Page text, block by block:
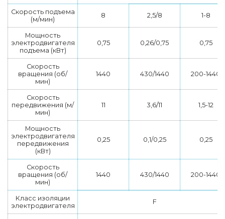
Скорость подъема
(м/мин)
8 2,5/8 1-8
Мощность
электродвигателя
подъема (кВт)
0,75 0,26/0,75 0,75
Скорость
вращения (об/
мин)
1440 430/1440 200-1440
Скорость
передвижения (м/
мин)
11 3,6/11 1,5-12
Мощность
электродвигателя
передвижения
(кВт)
0,25 0,1/0,25 0,25
Скорость
вращения (об/
мин)
1440 430/1440 200-1440
Класс изоляции
электродвигателя
F